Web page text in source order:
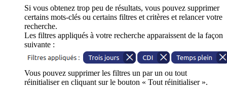
Si vous obtenez trop peu de résultats, vous pouvez supprimer
certains mots-clés ou certains filtres et critères et relancer votre
recherche.
Les filtres appliqués à votre recherche apparaissent de la façon
suivante :
Vous pouvez supprimer les filtres un par un ou tout
réinitialiser en cliquant sur le bouton « Tout réinitialiser ».